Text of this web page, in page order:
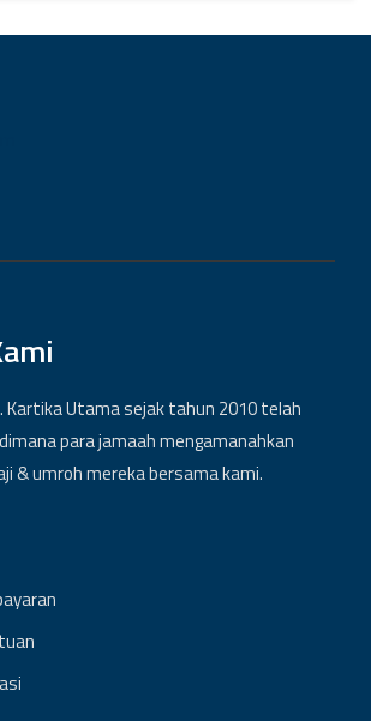
Kartika Utama sejak tahun 2010 telah
para jamaah mengamanahkan
& umroh mereka bersama kami.